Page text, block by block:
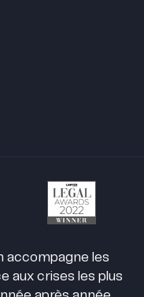
accompagne les
aux crises les plus